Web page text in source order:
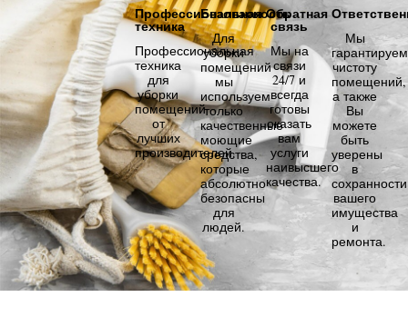
Профессиональная
техника
Профессиональная
техника
для
уборки
помещений
от
лучших
производителей.
Безопасность
Для
уборки
помещений
мы
используем
только
качественные
моющие
средства,
которые
абсолютно
безопасны
для
людей.
Обратная
связь
Мы на
связи
24/7 и
всегда
готовы
оказать
вам
услуги
наивысшего
качества.
Мы
гарантируем
чистоту
помещений,
а также
Вы
можете
быть
уверены
в
сохранности
вашего
имущества
и
ремонта.